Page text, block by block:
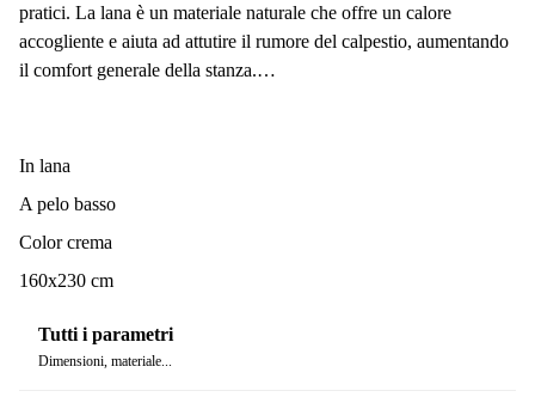
pratici. La lana è un materiale naturale che offre un calore
accogliente e aiuta ad attutire il rumore del calpestio, aumentando
il comfort generale della stanza.
progettato pensando alla casa moderna. La manutenzione è
si adatta anche ai pavimenti con riscaldamento a pavimento.
Trattandosi di una fibra naturale, la lana può rilasciare
inizialmente piccole quantità di fibre, pertanto si consiglia di
freschezza del tappeto nel tempo.
In lana
A pelo basso
Color crema
160x230 cm
Tutti i parametri
Dimensioni, materiale...